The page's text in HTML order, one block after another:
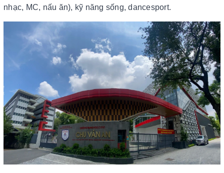
nhạc, MC, nấu ăn), kỹ năng sống, dancesport.